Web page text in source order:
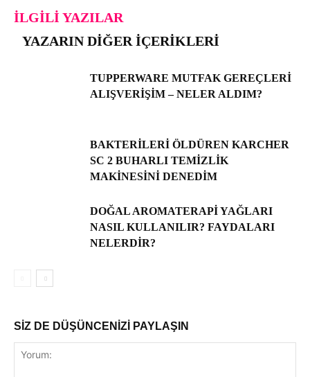
İLGILI YAZILAR
YAZARIN DIĞER İÇERIKLERI
TUPPERWARE MUTFAK GEREÇLERI
ALIŞVERIŞIM – NELER ALDIM?
BAKTERILERI ÖLDÜREN KARCHER
SC 2 BUHARLI TEMIZLIK
MAKINESINI DENEDIM
DOĞAL AROMATERAPI YAĞLARI
NASIL KULLANILIR? FAYDALARI
NELERDIR?
SİZ DE DÜŞÜNCENİZİ PAYLAŞIN